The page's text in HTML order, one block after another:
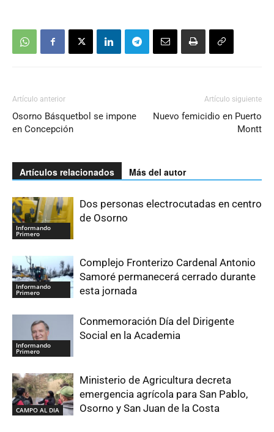
Artículo anterior
Osorno Básquetbol se impone
en Concepción
Artículo siguiente
Nuevo femicidio en Puerto
Montt
Artículos relacionados Más del autor
Informando
Primero
Dos personas electrocutadas en centro
de Osorno
Informando
Primero
Complejo Fronterizo Cardenal Antonio
Samoré permanecerá cerrado durante
esta jornada
Informando
Primero
Conmemoración Día del Dirigente
Social en la Academia
CAMPO AL DIA
Ministerio de Agricultura decreta
emergencia agrícola para San Pablo,
Osorno y San Juan de la Costa